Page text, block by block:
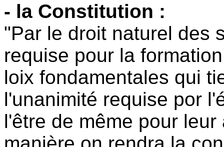
- la Constitution :
"Par le droit naturel des
requise pour la
loix fondamentales qui
l'unanimité requise por
l'être de même pour